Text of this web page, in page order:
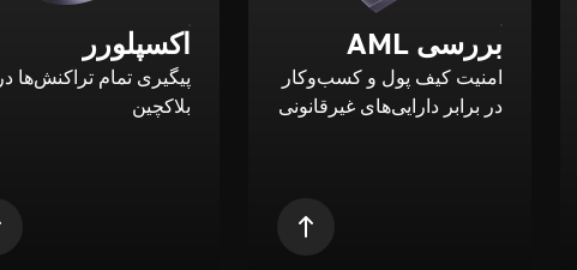
بررسی AML
امنیت کیف پول و کسب‌وکار
در برابر دارایی‌های غیرقانونی
اکسپلورر
پیگیری تمام تراکنش‌ها در
بلاکچین